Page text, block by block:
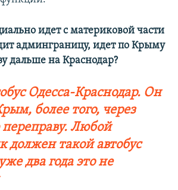
идет с материковой части
админграницу, идет по Крыму
дальше на Краснодар?
Одесса-Краснодар. Он
более того, через
​ Любой
должен такой автобус
два года это не